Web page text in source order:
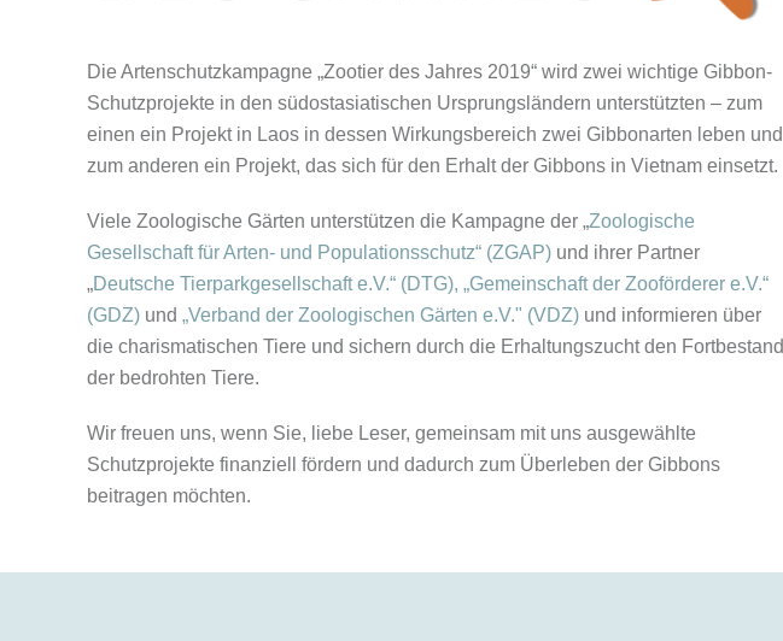
Die Artenschutzkampagne „Zootier des Jahres 2019“ wird zwei wichtige Gibbon-
Schutzprojekte in den südostasiatischen Ursprungsländern unterstützten – zum
einen ein Projekt in Laos in dessen Wirkungsbereich zwei Gibbonarten leben und
zum anderen ein Projekt, das sich für den Erhalt der Gibbons in Vietnam einsetzt.
Viele Zoologische Gärten unterstützen die Kampagne der „Zoologische
Gesellschaft für Arten- und Populationsschutz“ (ZGAP) und ihrer Partner
„Deutsche Tierparkgesellschaft e.V.“ (DTG), „Gemeinschaft der Zooförderer e.V.“
(GDZ) und „Verband der Zoologischen Gärten e.V." (VDZ) und informieren über
die charismatischen Tiere und sichern durch die Erhaltungszucht den Fortbestand
der bedrohten Tiere.
Wir freuen uns, wenn Sie, liebe Leser, gemeinsam mit uns ausgewählte
Schutzprojekte finanziell fördern und dadurch zum Überleben der Gibbons
beitragen möchten.